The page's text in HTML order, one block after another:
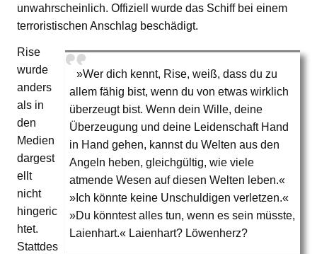
unwahrscheinlich. Offiziell wurde das Schiff bei einem
terroristischen Anschlag beschädigt.
»Wer dich kennt, Rise, weiß, dass du zu
allem fähig bist, wenn du von etwas wirklich
überzeugt bist. Wenn dein Wille, deine
Überzeugung und deine Leidenschaft Hand
in Hand gehen, kannst du Welten aus den
Angeln heben, gleichgültig, wie viele
atmende Wesen auf diesen Welten leben.«
»Ich könnte keine Unschuldigen verletzen.«
»Du könntest alles tun, wenn es sein müsste,
Laienhart.« Laienhart? Löwenherz?
Rise
wurde
anders
als in
den
Medien
dargest
ellt
nicht
hingeric
htet.
Stattdes